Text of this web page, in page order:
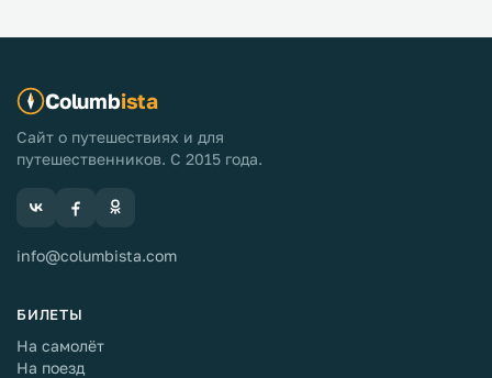
Columbista
Сайт о путешествиях и для
путешественников. С 2015 года.
info@columbista.com
БИЛЕТЫ
На самолёт
На поезд